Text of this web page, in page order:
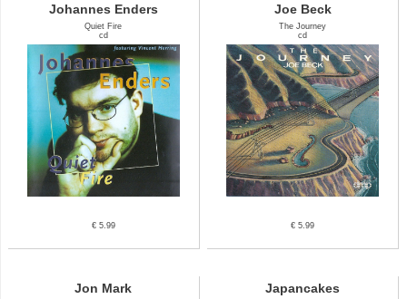
Johannes Enders
Quiet Fire
cd
€ 5.99
Joe Beck
The Journey
cd
€ 5.99
Jon Mark Japancakes